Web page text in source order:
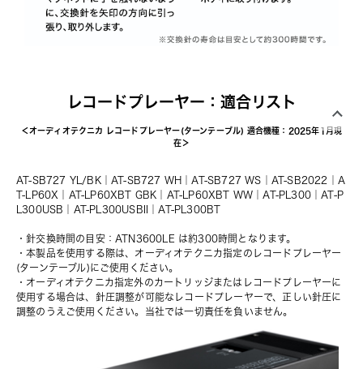
レコードプレーヤー：適合リスト
＜オーディオテクニカ レコードプレーヤー(ターンテーブル) 適合機種：2025年1月現
在＞
AT-SB727 YL/BK｜AT-SB727 WH ｜AT-SB727 WS AT-SB2022
A
T-LP60X
AT-LP60XBT GBK AT-LP60XBT WW ｜AT-PL300 ｜AT-P
L300USB
AT-PL300USBII ｜AT-PL300BT
・針交換時間の目安：ATN3600LE は約300時間となります。
・本製品を使用する際は、オーディオテクニカ指定のレコードプレーヤー
(ターンテーブル)にご使用ください。
・オーディオテクニカ指定外のカートリッジまたはレコードプレーヤーに
使用する場合は、針圧調整が可能なレコードプレーヤーで、正しい針圧に
調整のうえご使用ください。当社では一切責任を負いません。